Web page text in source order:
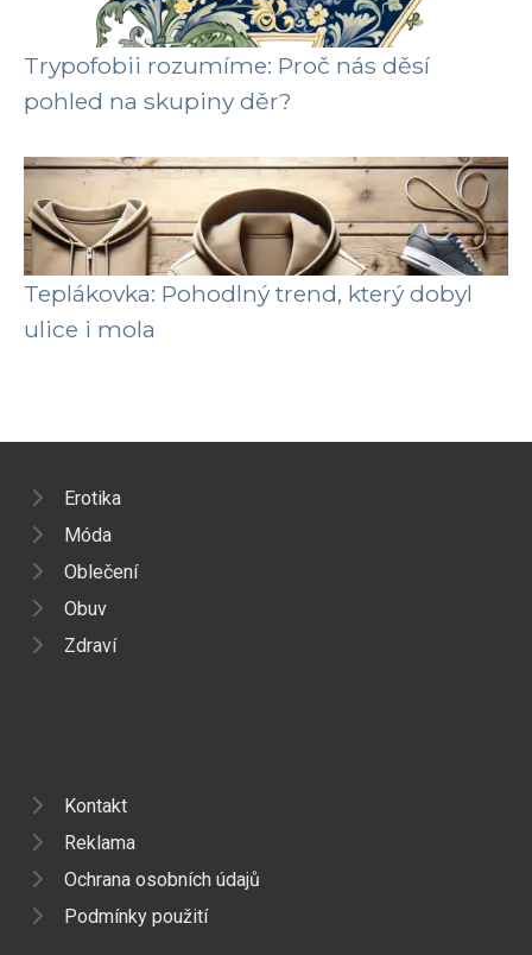
Trypofobii rozumíme: Proč nás děsí
pohled na skupiny děr?
Teplákovka: Pohodlný trend, který dobyl
ulice i mola
Erotika
Móda
Oblečení
Obuv
Zdraví
Kontakt
Reklama
Ochrana osobních údajů
Podmínky použití